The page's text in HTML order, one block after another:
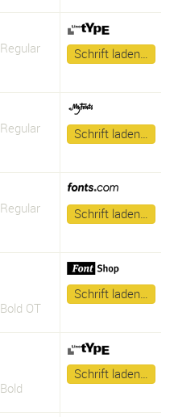
Schrift laden…
Schrift laden…
Schrift laden…
OT
Schrift laden…
Schrift laden…